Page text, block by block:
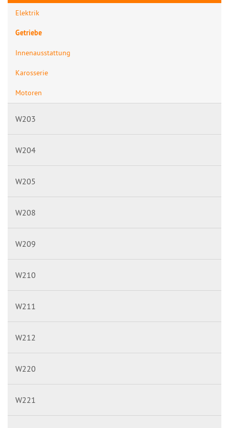
Elektrik
Getriebe
Innenausstattung
Karosserie
Motoren
W203
W204
W205
W208
W209
W210
W211
W212
W220
W221